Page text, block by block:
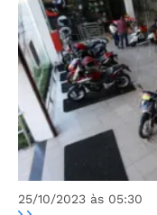
25/10/2023 às 05:30